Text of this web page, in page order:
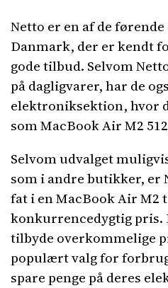
Netto er en af de
Danmark, der er kendt
gode tilbud. Selvom
på dagligvarer, har de
elektroniksektion, hvor
som MacBook Air M2
Selvom udvalget
som i andre butikker, er
fat i en MacBook Air M2
konkurrencedygtig pris.
tilbyde overkommelige
populært valg for
spare penge på deres